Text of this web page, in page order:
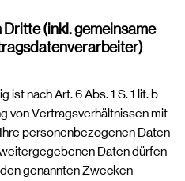
(inkl. gemeinsame
nach Art. 6 Abs. 1 S. 1 lit. b
von Vertragsverhältnissen mit
personenbezogenen Daten
Daten dürfen
genannten Zwecken